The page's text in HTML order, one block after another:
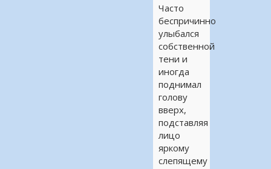
Часто
беспричинно
улыбался
собственной
тени и
иногда
поднимал
голову
вверх,
подставляя
лицо
яркому
слепящему